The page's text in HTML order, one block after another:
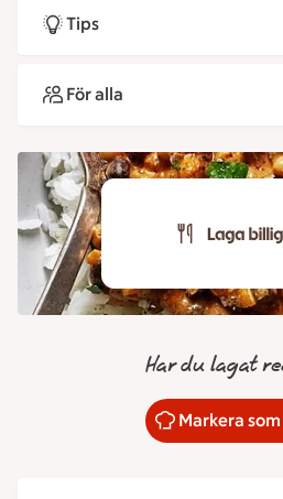
Tips
För alla
Har du lagat
Markera